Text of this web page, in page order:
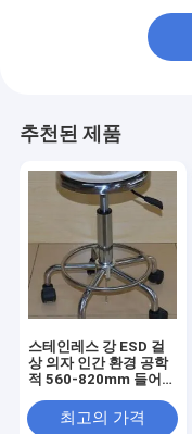
추천된 제품
스테인레스 강 ESD 걸
상 의자 인간 환경 공학
적 560-820mm 들어올
최고의 가격